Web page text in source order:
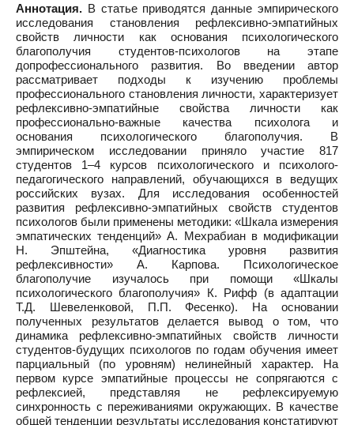
Аннотация. В статье приводятся данные эмпирического
исследования становления рефлексивно-эмпатийных
свойств личности как основания психологического
благополучия студентов-психологов на этапе
допрофессионального развития. Во введении автор
рассматривает подходы к изучению проблемы
профессионального становления личности, характеризует
рефлексивно-эмпатийные свойства личности как
профессионально-важные качества психолога и
основания психологического благополучия. В
эмпирическом исследовании приняло участие 817
студентов 1–4 курсов психологического и психолого-
педагогического направлений, обучающихся в ведущих
российских вузах. Для исследования особенностей
развития рефлексивно-эмпатийных свойств студентов
психологов были применены методики: «Шкала измерения
эмпатических тенденций» А. Мехрабиан в модификации
Н. Эпштейна, «Диагностика уровня развития
рефлексивности» А. Карпова. Психологическое
благополучие изучалось при помощи «Шкалы
психологического благополучия» К. Рифф (в адаптации
Т.Д. Шевеленковой, П.П. Фесенко). На основании
полученных результатов делается вывод о том, что
динамика рефлексивно-эмпатийных свойств личности
студентов-будущих психологов по годам обучения имеет
парциальный (по уровням) нелинейный характер. На
первом курсе эмпатийные процессы не сопрягаются с
рефлексией, представляя не рефлексируемую
синхронность с переживаниями окружающих. В качестве
общей тенденции результаты исследования констатируют